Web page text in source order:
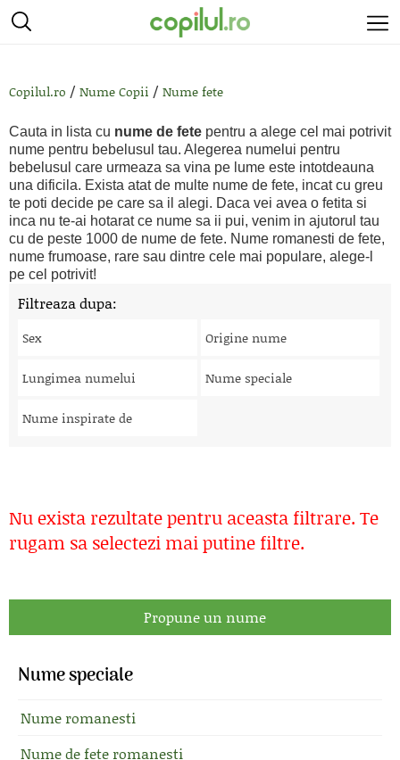
Copilul.ro / Nume Copii / Nume fete
Cauta in lista cu nume de fete pentru a alege cel mai potrivit
nume pentru bebelusul tau. Alegerea numelui pentru
bebelusul care urmeaza sa vina pe lume este intotdeauna
una dificila. Exista atat de multe nume de fete, incat cu greu
te poti decide pe care sa il alegi. Daca vei avea o fetita si
inca nu te-ai hotarat ce nume sa ii pui, venim in ajutorul tau
cu de peste 1000 de nume de fete. Nume romanesti de fete,
nume frumoase, rare sau dintre cele mai populare, alege-l
pe cel potrivit!
Filtreaza dupa:
Sex Origine nume
Lungimea numelui Nume speciale
Nume inspirate de
Nu exista rezultate pentru aceasta filtrare. Te
rugam sa selectezi mai putine filtre.
Propune un nume
Nume speciale
Nume romanesti
Nume de fete romanesti